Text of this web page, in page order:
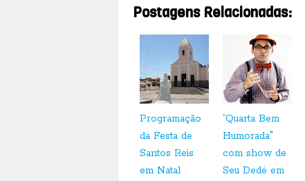
Postagens Relacionadas:
Programação
da Festa de
Santos Reis
em Natal
“Quarta Bem
Humorada"
com show de
Seu Dedé em